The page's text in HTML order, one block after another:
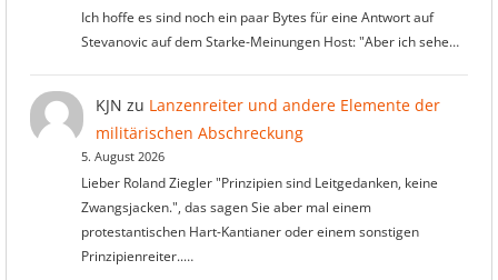
Ich hoffe es sind noch ein paar Bytes für eine Antwort auf
Stevanovic auf dem Starke-Meinungen Host: "Aber ich sehe…
KJN zu Lanzenreiter und andere Elemente der
militärischen Abschreckung
5. August 2026
Lieber Roland Ziegler "Prinzipien sind Leitgedanken, keine
Zwangsjacken.", das sagen Sie aber mal einem
protestantischen Hart-Kantianer oder einem sonstigen
Prinzipienreiter..…